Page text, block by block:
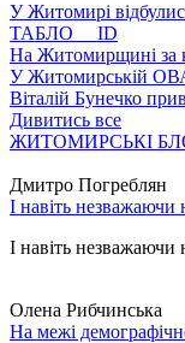
У Житомирі
ТАБЛО ID
На Житомирщині за
У Житомирській ОВА
Віталій Бунечко
Дивитись все
ЖИТОМИРСЬКІ
Дмитро Погреблян
І навіть незважаючи
І навіть незважаючи
Олена Рибчинська
На межі